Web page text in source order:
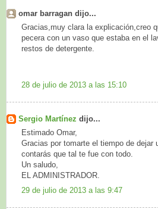
omar barragan dijo...
Gracias,muy clara la explicación,creo
pecera con un vaso que estaba en el
restos de detergente.
28 de julio de 2013 a las 15:10
Sergio Martínez dijo...
Estimado Omar,
Gracias por tomarte el tiempo de dejar
contarás que tal te fue con todo.
Un saludo,
EL ADMINISTRADOR.
29 de julio de 2013 a las 9:47